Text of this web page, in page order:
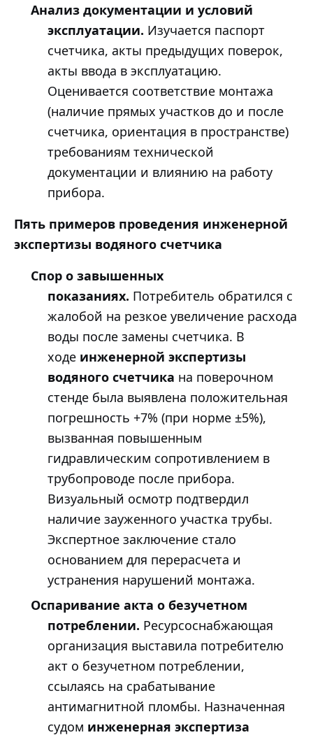
Анализ документации и условий
эксплуатации. Изучается паспорт
счетчика, акты предыдущих поверок,
акты ввода в эксплуатацию.
Оценивается соответствие монтажа
(наличие прямых участков до и после
счетчика, ориентация в пространстве)
требованиям технической
документации и влиянию на работу
прибора.
Пять примеров проведения инженерной
экспертизы водяного счетчика
Спор о завышенных
показаниях. Потребитель обратился с
жалобой на резкое увеличение расхода
воды после замены счетчика. В
ходе инженерной экспертизы
водяного счетчика на поверочном
стенде была выявлена положительная
погрешность +7% (при норме ±5%),
вызванная повышенным
гидравлическим сопротивлением в
трубопроводе после прибора.
Визуальный осмотр подтвердил
наличие зауженного участка трубы.
Экспертное заключение стало
основанием для перерасчета и
устранения нарушений монтажа.
Оспаривание акта о безучетном
потреблении. Ресурсоснабжающая
организация выставила потребителю
акт о безучетном потреблении,
ссылаясь на срабатывание
антимагнитной пломбы. Назначенная
судом инженерная экспертиза